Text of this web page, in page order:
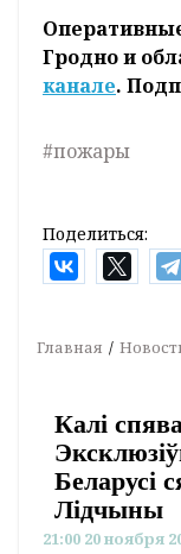
Гродно и
канале.
#пожары
Поделиться:
Главная
Калі
Беларусі
Лідчыны
21:00 20 ноября